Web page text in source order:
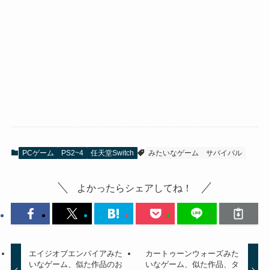
PCゲーム PS2~4 任天堂Switch みたいなゲーム サバイバル
よかったらシェアしてね！
エイジオブエンパイアみた
いなゲーム、似た作品のお
カートゥーンウォーズみた
いなゲーム、似た作品、タ